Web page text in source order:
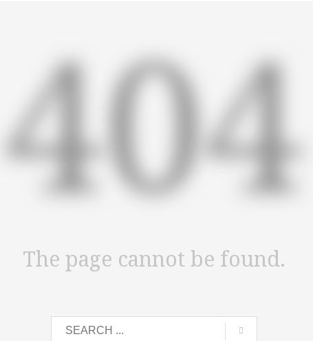
404
The page cannot be found.